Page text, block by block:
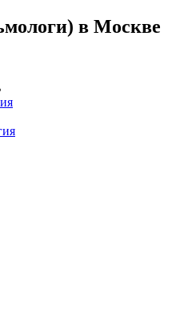
в Москве